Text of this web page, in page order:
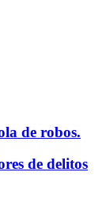
de robos.
de delitos